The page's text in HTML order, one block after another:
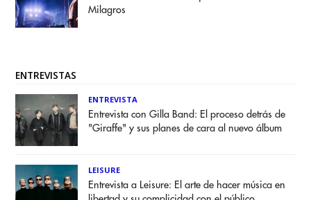
Milagros
ENTREVISTAS
ENTREVISTA
Entrevista con Gilla Band: El proceso detrás de
"Giraffe" y sus planes de cara al nuevo álbum
LEISURE
Entrevista a Leisure: El arte de hacer música en